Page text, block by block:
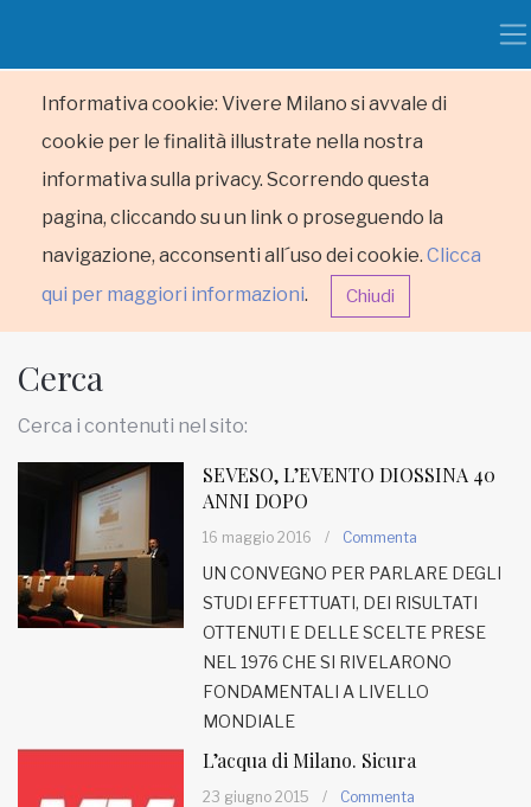
Informativa cookie: Vivere Milano si avvale di
cookie per le finalità illustrate nella nostra
informativa sulla privacy. Scorrendo questa
pagina, cliccando su un link o proseguendo la
navigazione, acconsenti all´uso dei cookie. Clicca
qui per maggiori informazioni. Chiudi
RUBRICHE
MUNICIPI
Inviateci le vostre segnalazioni
www.viveremilano.info
Cerca
Cerca i contenuti nel sito:
SEVESO, L’EVENTO DIOSSINA 40
ANNI DOPO
16 maggio 2016 / Commenta
UN CONVEGNO PER PARLARE DEGLI
STUDI EFFETTUATI, DEI RISULTATI
OTTENUTI E DELLE SCELTE PRESE
NEL 1976 CHE SI RIVELARONO
FONDAMENTALI A LIVELLO
MONDIALE
L’acqua di Milano. Sicura
23 giugno 2015 / Commenta